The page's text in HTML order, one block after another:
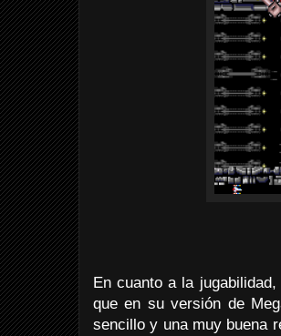
En cuanto a la
que en su versión de
sencillo y una muy buena